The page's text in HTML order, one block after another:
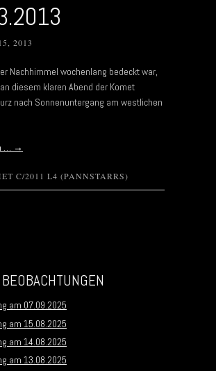
2013
Nachhimmel wochenlang bedeckt war,
diesem klaren Abend der Komet
nach Sonnenuntergang am westlichen
… →
C/2011 L4 (PANNSTARRS)
am 07.09.2025
am 15.08.2025
am 14.08.2025
am 13.08.2025